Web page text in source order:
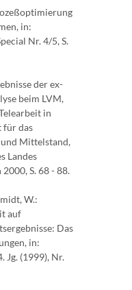
in:
Nr. 4/5, S.
der ex-
beim LVM,
in
für das
Mittelstand,
Landes
S. 68 - 88.
W.:
auf
Das
in:
Jg. (1999), Nr.